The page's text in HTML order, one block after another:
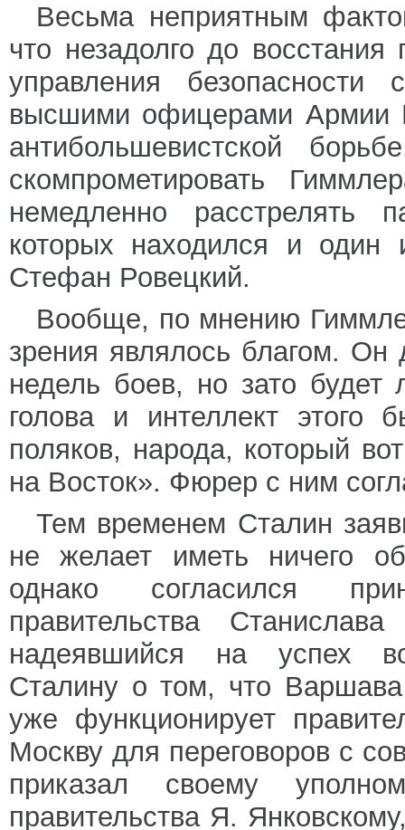
Весьма неприятным
что незадолго до восстания
управления
высшими офицерами Армии
антибольшевистской
скомпрометировать
немедленно расстрелять
которых находился и один
Стефан Ровецкий.
Вообще, по мнению
зрения являлось благом.
недель боев, но зато будет
голова и интеллект этого
поляков, народа, который
на Восток». Фюрер с ним
Тем временем Сталин
не желает иметь ничего
однако согласился
правительства
надеявшийся на успех
Сталину о том, что
уже функционирует
Москву для переговоров с
приказал своему
правительства Я.